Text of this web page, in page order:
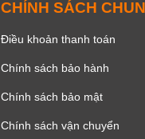
CHÍNH SÁCH
Điều khoản thanh toán
Chính sách bảo hành
Chính sách bảo mật
Chính sách vận chuyển